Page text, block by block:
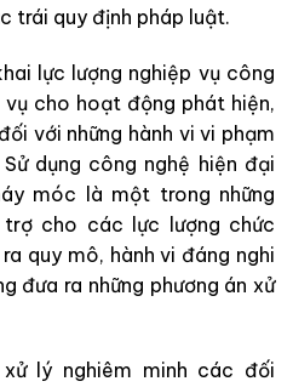
trái quy định pháp luật.
lực lượng nghiệp vụ công
cho hoạt động phát hiện,
với những hành vi vi phạm
dụng công nghệ hiện đại
móc là một trong những
trợ cho các lực lượng chức
quy mô, hành vi đáng nghi
đưa ra những phương án xử
lý nghiêm minh các đối